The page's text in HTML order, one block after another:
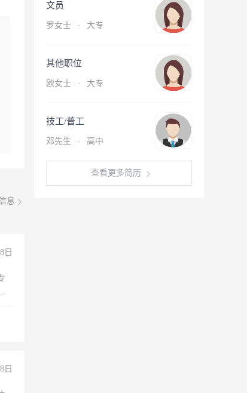
息
日
日
文员
罗女士 · 大专
其他职位
欧女士 · 大专
技工/普工
邓先生 · 高中
查看更多简历